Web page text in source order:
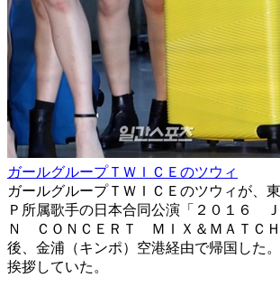
ガールグループＴＷＩＣＥのツウィ
ガールグループＴＷＩＣＥのツウィが、
Ｐ所属歌手の日本合同公演「２０１６
Ｎ ＣＯＮＣＥＲＴ ＭＩＸ＆ＭＡＴＣ
後、金浦（キンポ）空港経由で帰国した
挨拶していた。